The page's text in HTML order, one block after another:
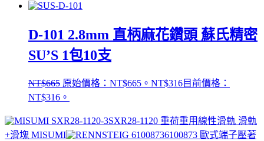
D-101 2.8mm 直柄麻花鑽頭 蘇氏精密
SU’S 1包10支
NT$665 原始價格：NT$665。 NT$316目前價格：
NT$316。
SXR28-1120 重荷重用線性滑軌 滑軌
+滑塊 MISUMI
6100873 歐式端子壓著